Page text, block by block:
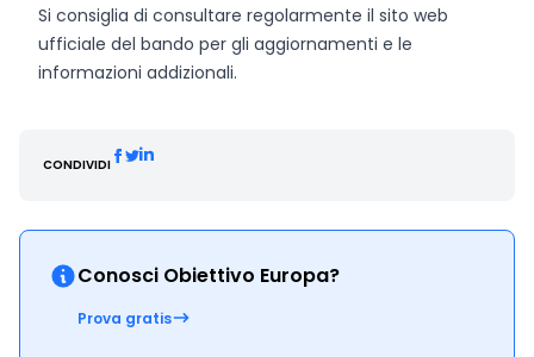
Si consiglia di consultare regolarmente il sito web
ufficiale del bando per gli aggiornamenti e le
informazioni addizionali.
CONDIVIDI
Conosci Obiettivo Europa?
Prova gratis